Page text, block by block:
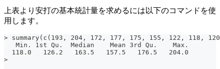
上表より安打の基本統計量を求めるには以下のコマンドを使
用します。
> summary(c(193, 204, 172, 177, 175, 155, 122, 118,
   Min. 1st Qu.  Median    Mean 3rd Qu.    Max.
  118.0   126.2   163.5   157.5   176.5   204.0
>